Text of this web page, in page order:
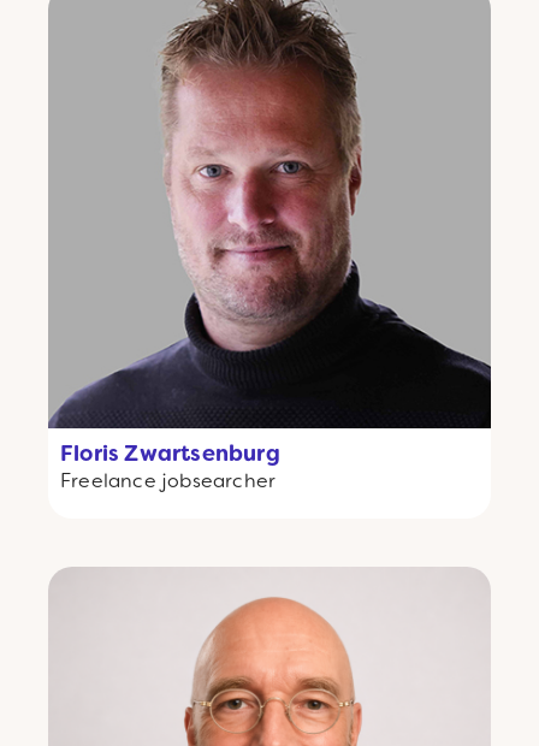
Floris Zwartsenburg
Freelance jobsearcher